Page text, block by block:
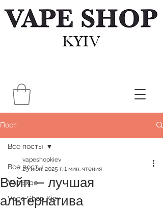
Пост
Все посты
VapExpo
Vape Shop Kiev
Все посты
Вейп — лучшая
альтернатива
vapeshopkiev
29 июн. 2025 г. 1 мин. чтения